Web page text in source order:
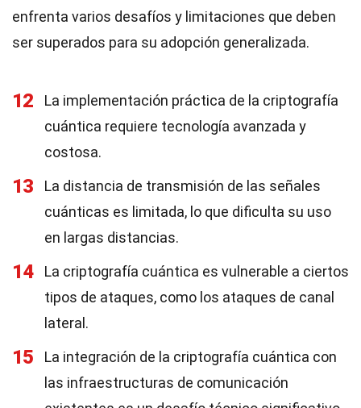
enfrenta varios desafíos y limitaciones que deben
ser superados para su adopción generalizada.
12
La implementación práctica de la criptografía
cuántica requiere tecnología avanzada y
costosa.
13
La distancia de transmisión de las señales
cuánticas es limitada, lo que dificulta su uso
en largas distancias.
14
La criptografía cuántica es vulnerable a ciertos
tipos de ataques, como los ataques de canal
lateral.
15
La integración de la criptografía cuántica con
las infraestructuras de comunicación